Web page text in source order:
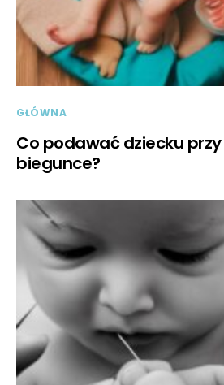
GŁÓWNA
Co podawać dziecku
biegunce?